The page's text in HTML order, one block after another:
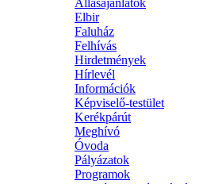
Állásajánlatok
Elbir
Faluház
Felhívás
Hirdetmények
Hírlevél
Információk
Képviselő-testület
Kerékpárút
Meghívó
Óvoda
Pályázatok
Programok